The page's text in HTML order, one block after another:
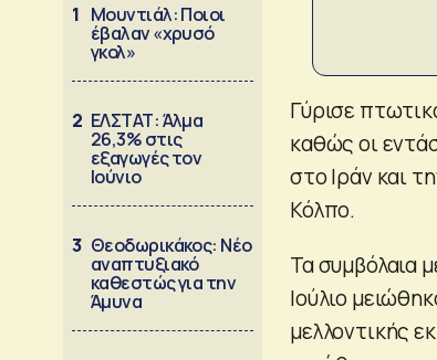
1 Μουντιάλ: Ποιοι
έβαλαν «χρυσό
γκολ»
2 ΕΛΣΤΑΤ: Άλμα
26,3% στις
εξαγωγές τον
Ιούνιο
3 Θεοδωρικάκος: Νέο
αναπτυξιακό
καθεστώς για την
Άμυνα
Γύρισε
καθώς οι
στο Ιράν και
Κόλπο.
Τα συμβόλαια
Ιούλιο
μελλοντικής